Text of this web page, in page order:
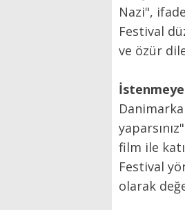
Nazi",
Festival
ve özür
film ile
Festival
olarak